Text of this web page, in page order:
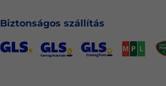
Biztonságos szállítás